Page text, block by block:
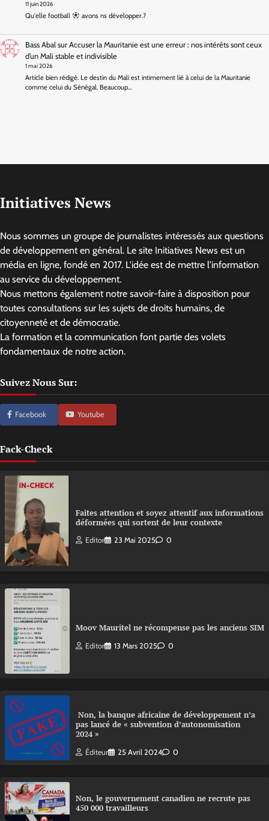
11 juin 2026
Qu'elle football avons ns développer.?
Bass Abal sur Accuser la Mauritanie est une erreur : nos intérêts sont ceux
d’un Mali stable et indivisible
1 mai 2026
Article bien rédigé. Le destin du Mali est intimement lié à celui de la Mauritanie
comme celui du Sénégal. Beaucoup…
Initiatives News
Nous sommes un groupe de journalistes intéressés aux questions
de développement en général. Le site Initiatives News est un
média en ligne, fondé en 2017. L'idée est de mettre l'information
au service du développement.
Nous mettons également notre savoir-faire à disposition pour
toutes consultations sur les sujets de droits humains, de
citoyenneté et de démocratie.
La formation et la communication font partie des volets
fondamentaux de notre action.
Suivez Nous Sur:
Facebook Youtube
Fack-Check
Faites attention et soyez attentif aux informations
déformées qui sortent de leur contexte
Editor 23 Mai 2025 0
Moov Mauritel ne récompense pas les anciens SIM
Editor 13 Mars 2025 0
Non, la banque africaine de développement n’a
pas lancé de « subvention d’autonomisation
2024 »
Éditeur 25 Avril 2024 0
Non, le gouvernement canadien ne recrute pas
450 000 travailleurs